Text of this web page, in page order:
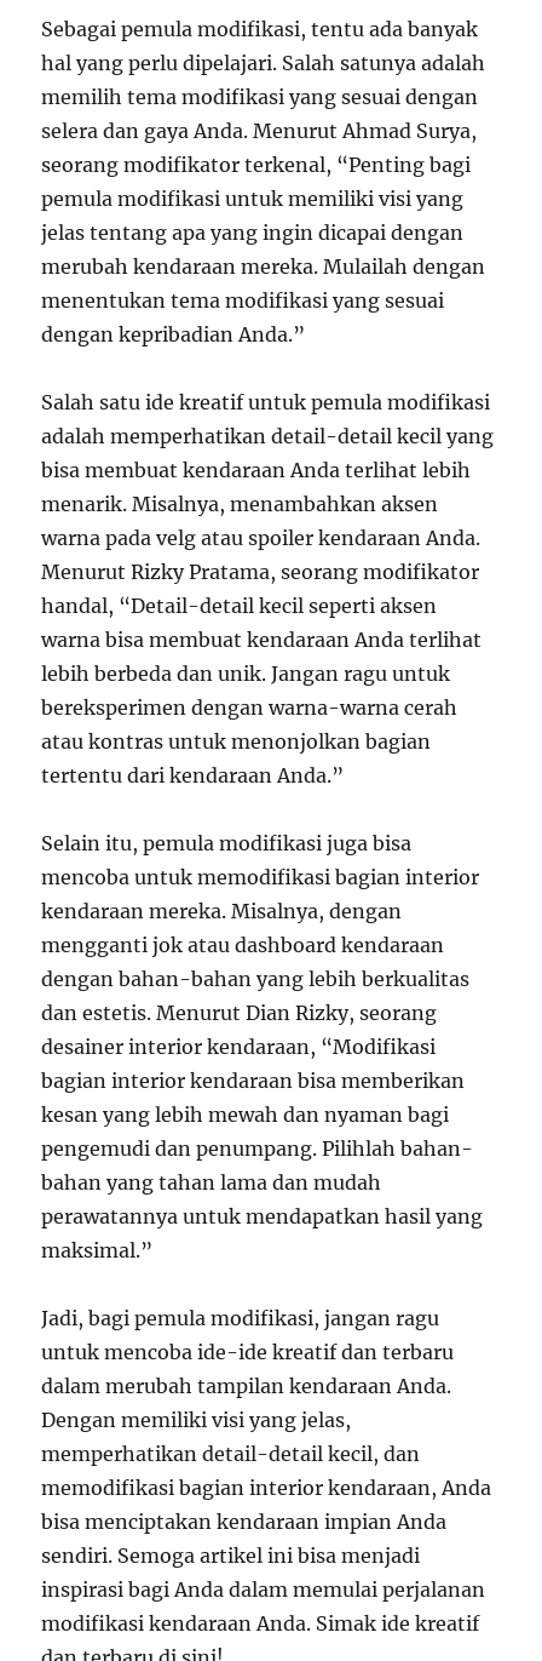
Sebagai pemula modifikasi, tentu ada banyak
hal yang perlu dipelajari. Salah satunya adalah
memilih tema modifikasi yang sesuai dengan
selera dan gaya Anda. Menurut Ahmad Surya,
seorang modifikator terkenal, “Penting bagi
pemula modifikasi untuk memiliki visi yang
jelas tentang apa yang ingin dicapai dengan
merubah kendaraan mereka. Mulailah dengan
menentukan tema modifikasi yang sesuai
dengan kepribadian Anda.”
Salah satu ide kreatif untuk pemula modifikasi
adalah memperhatikan detail-detail kecil yang
bisa membuat kendaraan Anda terlihat lebih
menarik. Misalnya, menambahkan aksen
warna pada velg atau spoiler kendaraan Anda.
Menurut Rizky Pratama, seorang modifikator
handal, “Detail-detail kecil seperti aksen
warna bisa membuat kendaraan Anda terlihat
lebih berbeda dan unik. Jangan ragu untuk
bereksperimen dengan warna-warna cerah
atau kontras untuk menonjolkan bagian
tertentu dari kendaraan Anda.”
Selain itu, pemula modifikasi juga bisa
mencoba untuk memodifikasi bagian interior
kendaraan mereka. Misalnya, dengan
mengganti jok atau dashboard kendaraan
dengan bahan-bahan yang lebih berkualitas
dan estetis. Menurut Dian Rizky, seorang
desainer interior kendaraan, “Modifikasi
bagian interior kendaraan bisa memberikan
kesan yang lebih mewah dan nyaman bagi
pengemudi dan penumpang. Pilihlah bahan-
bahan yang tahan lama dan mudah
perawatannya untuk mendapatkan hasil yang
maksimal.”
Jadi, bagi pemula modifikasi, jangan ragu
untuk mencoba ide-ide kreatif dan terbaru
dalam merubah tampilan kendaraan Anda.
Dengan memiliki visi yang jelas,
memperhatikan detail-detail kecil, dan
memodifikasi bagian interior kendaraan, Anda
bisa menciptakan kendaraan impian Anda
sendiri. Semoga artikel ini bisa menjadi
inspirasi bagi Anda dalam memulai perjalanan
modifikasi kendaraan Anda. Simak ide kreatif